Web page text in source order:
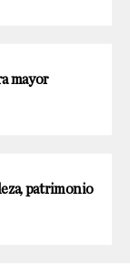
mayor
patrimonio